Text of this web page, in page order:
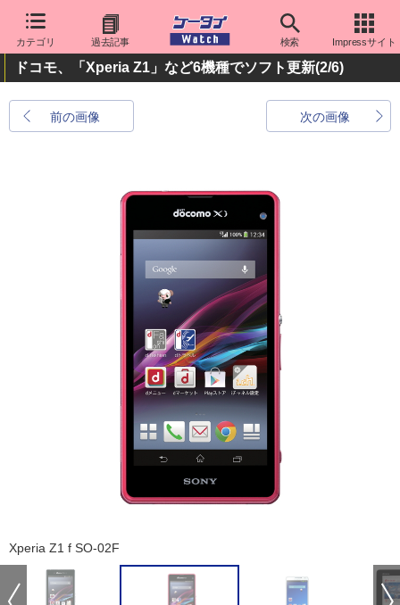
カテゴリ 過去記事 検索 Impressサイト
ドコモ、「Xperia Z1」など6機種でソフト更新(2/6)
前の画像 次の画像
Xperia Z1 f SO-02F